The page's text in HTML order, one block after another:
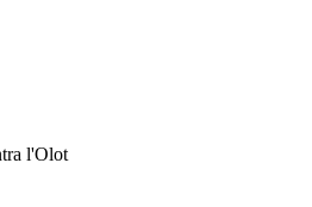
l'Olot